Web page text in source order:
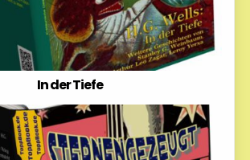
In der Tiefe